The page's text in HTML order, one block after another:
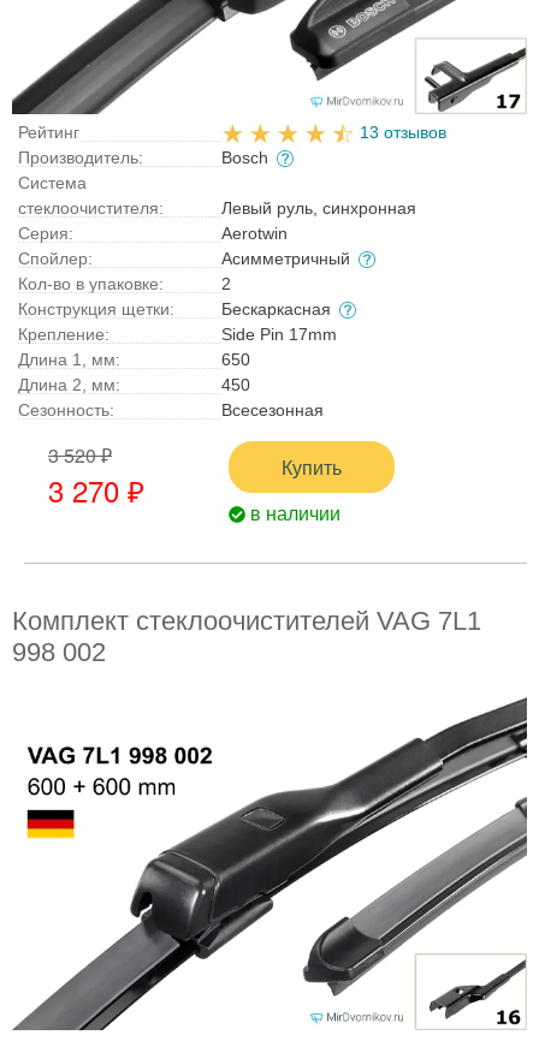
Рейтинг
13 отзывов
Производитель:
Bosch
Система
стеклоочистителя:
Левый руль, синхронная
Серия:
Aerotwin
Спойлер:
Асимметричный
Кол-во в упаковке:
2
Конструкция щетки:
Бескаркасная
Крепление:
Side Pin 17mm
Длина 1, мм:
650
Длина 2, мм:
450
Сезонность:
Всесезонная
3 520 ₽
3 270 ₽
Купить
в наличии
Комплект стеклоочистителей VAG 7L1
998 002